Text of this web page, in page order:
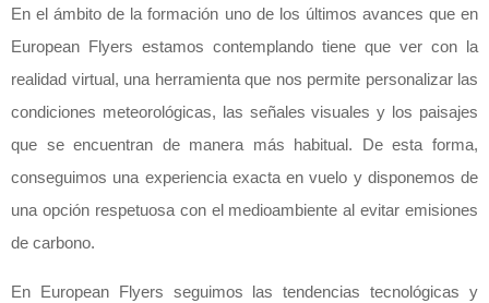
En el ámbito de la formación uno de los últimos avances que en
European Flyers estamos contemplando tiene que ver con la
realidad virtual, una herramienta que nos permite personalizar las
condiciones meteorológicas, las señales visuales y los paisajes
que se encuentran de manera más habitual. De esta forma,
conseguimos una experiencia exacta en vuelo y disponemos de
una opción respetuosa con el medioambiente al evitar emisiones
de carbono.
En European Flyers seguimos las tendencias tecnológicas y